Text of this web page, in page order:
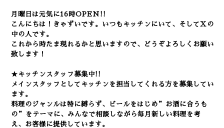
月曜日は元気に16時OPEN!!
こんにちは！きゃずいです。いつもキッチンにいて、そしてXの
中の人です。
これから時たま現れるかと思いますので、どうぞよろしくお願い
致します！
★キッチンスタッフ募集中!!
メインスタッフとしてキッチンを担当してくれる方を募集してい
ます。
料理のジャンルは特に縛らず、ビールをはじめ”お酒に合うも
の”をテーマに、みんなで相談しながら毎月新しい料理を考
え、お客様に提供しています。